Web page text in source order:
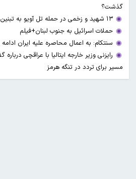
گذشت؟
۱۳ شهید و زخمی در حمله تل آویو به تبنین؛ جنوب لبنان گلوله باران شد
حملات اسرائیل به جنوب لبنان+فیلم
سنتکام: به اعمال محاصره علیه ایران
رایزنی وزیر خارجه ایتالیا با عراقچی
مسیر برای تردد در تنگه هرمز